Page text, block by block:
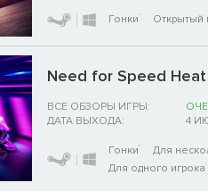
Гонки Открытый
Need for Speed
ВСЕ ОБЗОРЫ ИГРЫ:
ДАТА ВЫХОДА:
4
Гонки Для
Для одного игрока